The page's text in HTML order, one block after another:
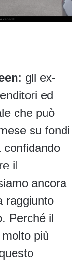
: gli ex-
ed
che può
su fondi
confidando
il
ancora
raggiunto
Perché il
più